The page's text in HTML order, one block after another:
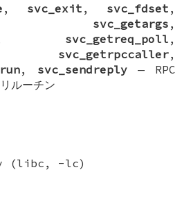
, svc_exit , svc_fdset ,
svc_getargs ,
svc_getreq_poll ,
svc_getrpccaller,
, svc_sendreply — RPC
ルーチン
(libc, -lc)